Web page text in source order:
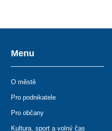
Menu
O městě
Pro podnikatele
Pro občany
Kultura, sport a volný čas